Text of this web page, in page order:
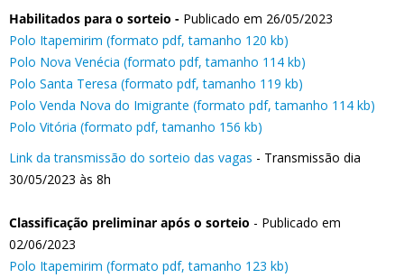
Habilitados para o sorteio - Publicado em 26/05/2023
Polo Itapemirim (formato pdf, tamanho 120 kb)
Polo Nova Venécia (formato pdf, tamanho 114 kb)
Polo Santa Teresa (formato pdf, tamanho 119 kb)
Polo Venda Nova do Imigrante (formato pdf, tamanho 114 kb)
Polo Vitória (formato pdf, tamanho 156 kb)
Link da transmissão do sorteio das vagas - Transmissão dia
30/05/2023 às 8h
Classificação preliminar após o sorteio - Publicado em
02/06/2023
Polo Itapemirim (formato pdf, tamanho 123 kb)